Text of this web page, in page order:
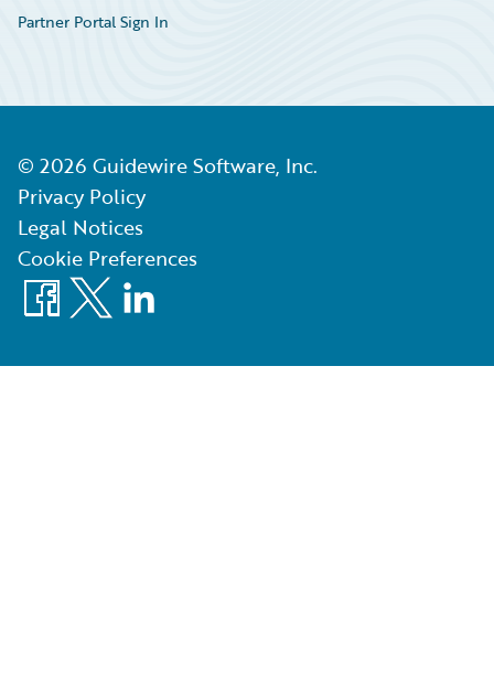
Partner Portal Sign In
© 2026 Guidewire Software, Inc.
Privacy Policy
Legal Notices
Cookie Preferences
Facebook
X LinkedIn